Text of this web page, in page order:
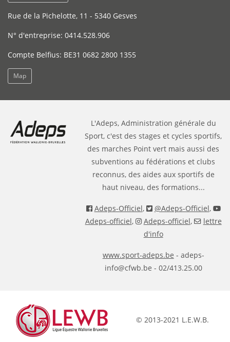
Rue de la Pichelotte, 11 - 5340 Gesves
N° d'entreprise: 0414.528.906
Compte Belfius: BE31 0682 2800 1355
Map
L'Adeps, Administration générale du
Sport, c'est des stages et cycles sportifs,
des marches Point vert mais aussi des
subventions au fédérations et clubs
reconnus, des aides aux sportifs de
haut niveau, des formations...
Adeps-Officiel, @Adeps-Officiel,
Adeps-officiel, Adeps-officiel,
lettre
d'info
www.sport-adeps.be - adeps-
info@cfwb.be - 02/413.25.00
© 2013-2021 L.E.W.B.